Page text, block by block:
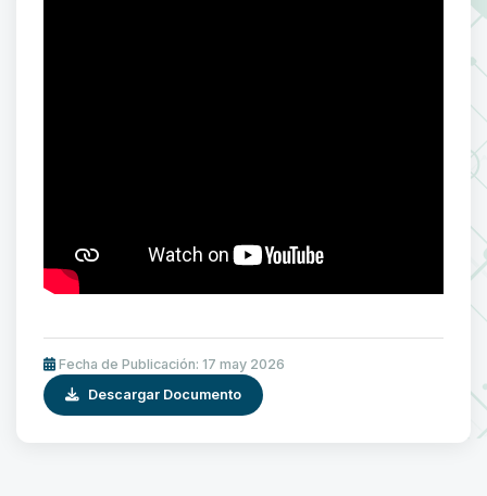
Fecha de Publicación: 17 may 2026
Descargar Documento